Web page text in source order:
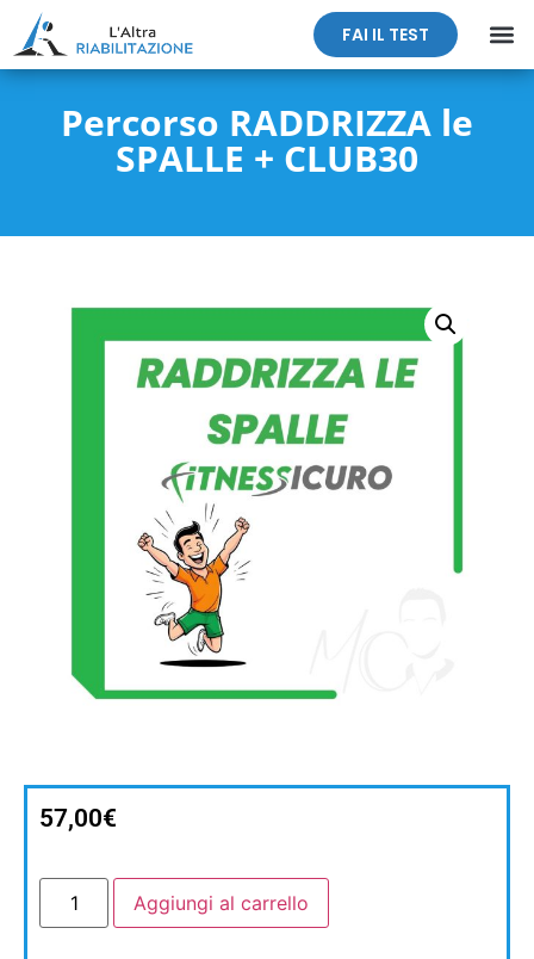
FAI IL TEST
Percorso RADDRIZZA le
SPALLE + CLUB30
57,00€
Aggiungi al carrello